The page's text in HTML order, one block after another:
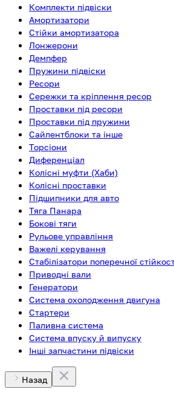
Комплекти підвіски
Амортизатори
Стійки амортизатора
Лонжерони
Демпфер
Пружини підвіски
Ресори
Сережки та кріплення ресор
Проставки під ресори
Проставки під пружини
Сайлентблоки та інше
Торсіони
Диференціал
Колісні муфти (Хаби)
Колісні проставки
Підшипники для авто
Тяга Панара
Бокові тяги
Рульове управління
Важелі керування
Стабілізатори поперечної
Приводні вали
Генератори
Система охолодження двигуна
Стартери
Паливна система
Система впуску й випуску
Інші запчастини підвіски
Назад